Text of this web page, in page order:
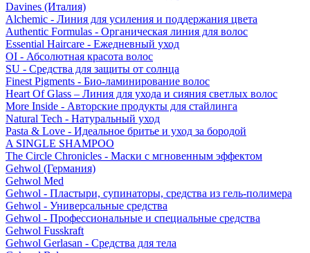
Davines (Италия)
Alchemic - Линия для усиления и поддержания цвета
Authentic Formulas - Органическая линия для волос
Essential Haircare - Eжедневный уход
OI - Абсолютная красота волос
SU - Средства для защиты от солнца
Finest Pigments - Био-ламинирование волос
Heart Of Glass – Линия для ухода и сияния светлых волос
More Inside - Авторские продукты для стайлинга
Natural Tech - Натуральный уход
Pasta & Love - Идеальное бритье и уход за бородой
A SINGLE SHAMPOO
The Circle Chronicles - Маски с мгновенным эффектом
Gehwol (Германия)
Gehwol Med
Gehwol - Пластыри, супинаторы, средства из гель-полимера
Gehwol - Универсальные средства
Gehwol - Профессиональные и специальные средства
Gehwol Fusskraft
Gehwol Gerlasan - Средства для тела